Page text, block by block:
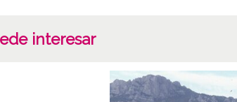
interesar